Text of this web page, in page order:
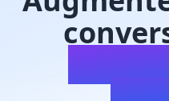
Services de Tracking Data
Tracking Shopify